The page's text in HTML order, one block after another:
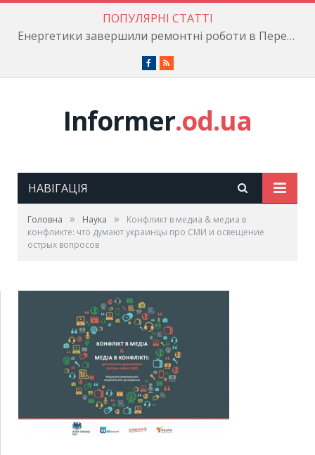
ПОПУЛЯРНІ СТАТТІ
Енергетики завершили ремонтні роботи в Пересипському районі
Facebook
RSS
Informer.od.ua
НАВІГАЦІЯ
Головна » Наука »
Конфликт в медиа & медиа в
конфликте: что думают украинцы про СМИ и освещение
острых вопросов